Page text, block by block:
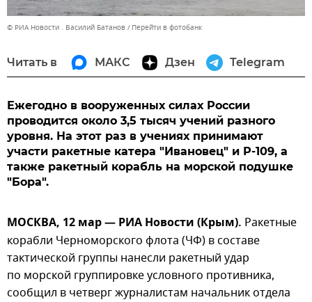
© РИА Новости . Василий Батанов Перейти в фотобанк
Читать в МАКС Дзен Telegram
Ежегодно в вооруженных силах России
проводится около 3,5 тысяч учений разного
уровня. На этот раз в учениях принимают
участи ракетные катера "Ивановец" и Р-109, а
также ракетный корабль на морской подушке
"Бора".
МОСКВА, 12 мар — РИА Новости (Крым). Ракетные
корабли Черноморского флота (ЧФ) в составе
тактической группы нанесли ракетный удар
по морской группировке условного противника,
сообщил в четверг журналистам начальник отдела